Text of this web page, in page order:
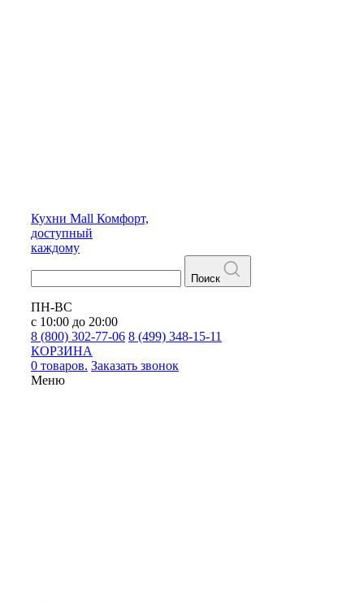
Кухни Mall Комфорт,
доступный
каждому
Поиск
ПН-ВС
с 10:00 до 20:00
8 (800) 302-77-06 8 (499) 348-15-11
КОРЗИНА
0 товаров. Заказать звонок
Меню